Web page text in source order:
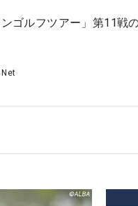
ゴルフツアー」第11戦
Net